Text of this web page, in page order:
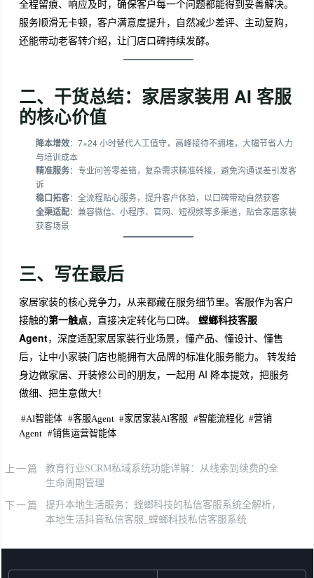
全程留痕、响应及时，确保客户每一个问题都能得到妥善解决。
服务顺滑无卡顿，客户满意度提升，自然减少差评、主动复购，
还能带动老客转介绍，让门店口碑持续发酵。
二、干货总结：家居家装用 AI 客服
的核心价值
降本增效：7×24 小时替代人工值守，高峰接待不拥堵，大幅节省人力
与培训成本
精准服务：专业问答零差错，复杂需求精准转接，避免沟通误差引发客
诉
稳口拓客：全流程贴心服务，提升客户体验，以口碑带动自然获客
全渠适配：兼容微信、小程序、官网、短视频等多渠道，贴合家居家装
获客场景
三、写在最后
家居家装的核心竞争力，从来都藏在服务细节里。客服作为客户
接触的第一触点，直接决定转化与口碑。 螳螂科技客服
Agent，深度适配家居家装行业场景，懂产品、懂设计、懂售
后，让中小家装门店也能拥有大品牌的标准化服务能力。 转发给
身边做家居、开装修公司的朋友，一起用 AI 降本提效，把服务
做细、把生意做大！
#AI智能体 #客服Agent #家居家装AI客服 #智能流程化 #营销
Agent #销售运营智能体
上一篇
教育行业SCRM私域系统功能详解：从线索到续费的全
生命周期管理
下一篇
提升本地生活服务：螳螂科技的私信客服系统全解析，
本地生活抖音私信客服_螳螂科技私信客服系统